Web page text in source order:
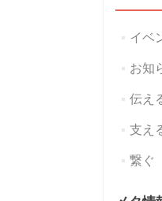
イベ
お知
伝え
支え
繋ぐ